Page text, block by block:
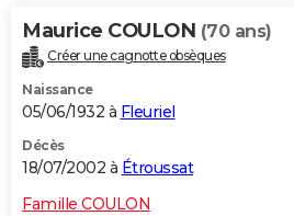
Maurice COULON (70 ans)
Créer une cagnotte obsèques
Naissance
05/06/1932 à Fleuriel
Décès
18/07/2002 à Étroussat
Famille COULON